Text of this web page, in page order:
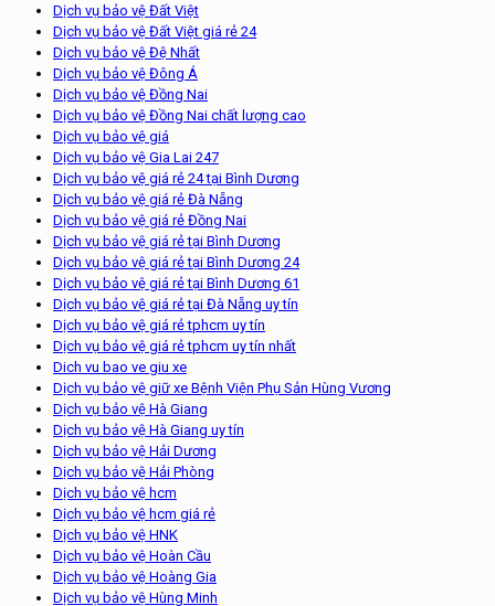
Dịch vụ bảo vệ Đất Việt
Dịch vụ bảo vệ Đất Việt giá rẻ 24
Dịch vụ bảo vệ Đệ Nhất
Dịch vụ bảo vệ Đông Á
Dịch vụ bảo vệ Đồng Nai
Dịch vụ bảo vệ Đồng Nai chất lượng cao
Dịch vụ bảo vệ giá
Dịch vụ bảo vệ Gia Lai 247
Dịch vụ bảo vệ giá rẻ 24 tại Bình Dương
Dịch vụ bảo vệ giá rẻ Đà Nẵng
Dịch vụ bảo vệ giá rẻ Đồng Nai
Dịch vụ bảo vệ giá rẻ tại Bình Dương
Dịch vụ bảo vệ giá rẻ tại Bình Dương 24
Dịch vụ bảo vệ giá rẻ tại Bình Dương 61
Dịch vụ bảo vệ giá rẻ tại Đà Nẵng uy tín
Dịch vụ bảo vệ giá rẻ tphcm uy tín
Dịch vụ bảo vệ giá rẻ tphcm uy tín nhất
Dich vu bao ve giu xe
Dịch vụ bảo vệ giữ xe Bệnh Viện Phụ Sản Hùng Vương
Dịch vụ bảo vệ Hà Giang
Dịch vụ bảo vệ Hà Giang uy tín
Dịch vụ bảo vệ Hải Dương
Dịch vụ bảo vệ Hải Phòng
Dịch vụ bảo vệ hcm
Dịch vụ bảo vệ hcm giá rẻ
Dịch vụ bảo vệ HNK
Dịch vụ bảo vệ Hoàn Cầu
Dịch vụ bảo vệ Hoàng Gia
Dịch vụ bảo vệ Hùng Minh